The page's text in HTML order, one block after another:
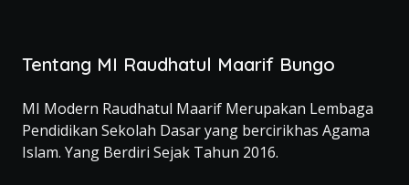
Tentang MI Raudhatul Maarif Bungo
MI Modern Raudhatul Maarif Merupakan Lembaga
Pendidikan Sekolah Dasar yang bercirikhas Agama
Islam. Yang Berdiri Sejak Tahun 2016.